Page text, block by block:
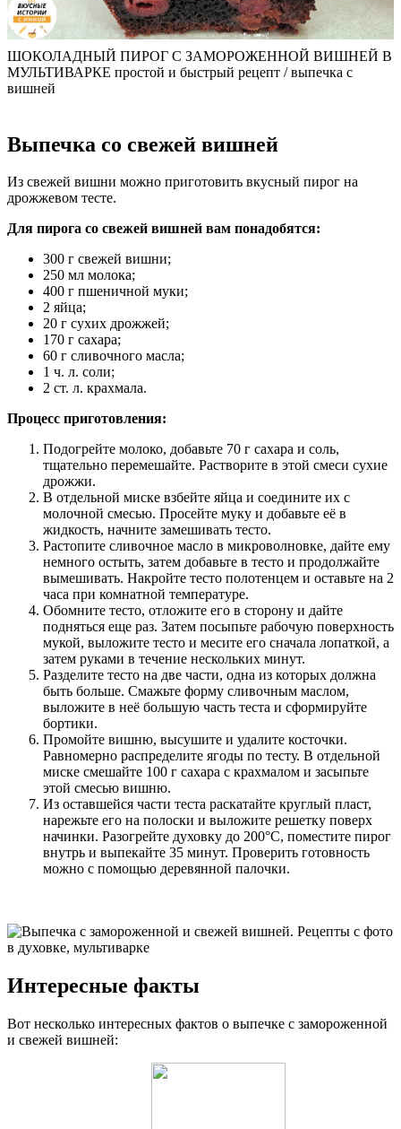
ШОКОЛАДНЫЙ ПИРОГ С ЗАМОРОЖЕННОЙ ВИШНЕЙ В
МУЛЬТИВАРКЕ простой и быстрый рецепт / выпечка с
вишней
Выпечка со свежей вишней
Из свежей вишни можно приготовить вкусный пирог на
дрожжевом тесте.
Для пирога со свежей вишней вам понадобятся:
300 г свежей вишни;
250 мл молока;
400 г пшеничной муки;
2 яйца;
20 г сухих дрожжей;
170 г сахара;
60 г сливочного масла;
1 ч. л. соли;
2 ст. л. крахмала.
Процесс приготовления:
Подогрейте молоко, добавьте 70 г сахара и соль,
тщательно перемешайте. Растворите в этой смеси сухие
дрожжи.
В отдельной миске взбейте яйца и соедините их с
молочной смесью. Просейте муку и добавьте её в
жидкость, начните замешивать тесто.
Растопите сливочное масло в микроволновке, дайте ему
немного остыть, затем добавьте в тесто и продолжайте
вымешивать. Накройте тесто полотенцем и оставьте на 2
часа при комнатной температуре.
Обомните тесто, отложите его в сторону и дайте
подняться еще раз. Затем посыпьте рабочую поверхность
мукой, выложите тесто и месите его сначала лопаткой, а
затем руками в течение нескольких минут.
Разделите тесто на две части, одна из которых должна
быть больше. Смажьте форму сливочным маслом,
выложите в неё большую часть теста и сформируйте
бортики.
Промойте вишню, высушите и удалите косточки.
Равномерно распределите ягоды по тесту. В отдельной
миске смешайте 100 г сахара с крахмалом и засыпьте
этой смесью вишню.
Из оставшейся части теста раскатайте круглый пласт,
нарежьте его на полоски и выложите решетку поверх
начинки. Разогрейте духовку до 200°C, поместите пирог
внутрь и выпекайте 35 минут. Проверить готовность
можно с помощью деревянной палочки.
Интересные факты
Вот несколько интересных фактов о выпечке с замороженной
и свежей вишней: